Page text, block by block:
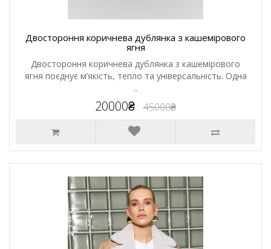
Двостороння коричнева дублянка з кашемірового
ягня
Двостороння коричнева дублянка з кашемірового
ягня поєднує м’якість, тепло та універсальність. Одна
..
20000₴ 45000₴